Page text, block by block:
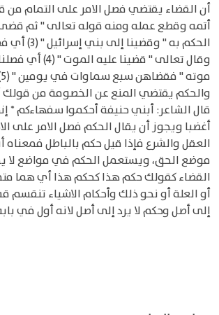
أن القضاء يقتضي فصل الامر على التمام من
الحكم به "
وقال تعالى " قضينا عليه الموت " (4) أي فصلنا أمر
والحكم يقتضي المنع عن الخصومة من قولك
قال الشاعر: أبني حنيفة أحكموا سفهاءكم *
أغضبا ويجوز أن يقال الحكم فصل الامر على
العقل والشرع فإذا قيل حكم بالباطل فمعناه
موضع الحق، ويستعمل الحكم في مواضع لا
القضاء كقولك حكم هذا كحكم هذا أي هما
إلى أصل وحكم لا يرد إلى أصل لانه أول في